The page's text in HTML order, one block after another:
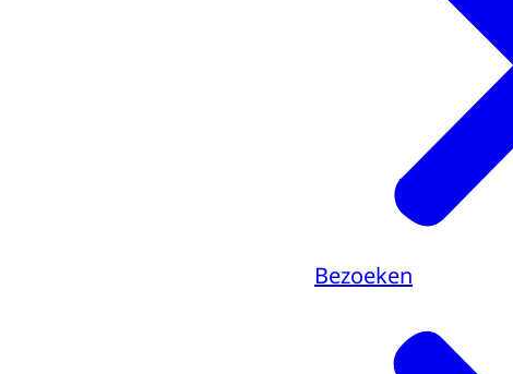
Bezoeken